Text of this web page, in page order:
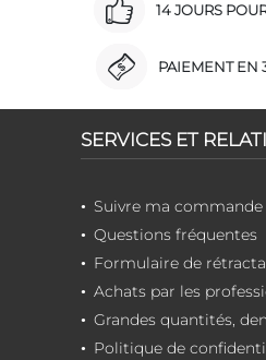
14 JOURS
PAIEMENT EN
SERVICES ET
Suivre ma commande
Questions fréquentes
Formulaire de
Achats par les
Grandes quantités,
Politique de